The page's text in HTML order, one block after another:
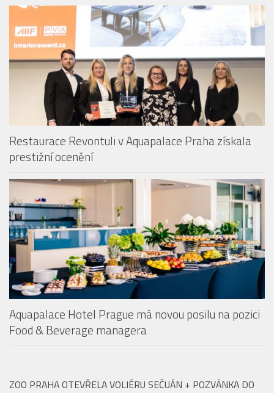
Restaurace Revontuli v Aquapalace Praha získala
prestižní ocenění
Aquapalace Hotel Prague má novou posilu na pozici
Food & Beverage managera
ZOO PRAHA OTEVŘELA VOLIÉRU SEČUÁN + POZVÁNKA DO